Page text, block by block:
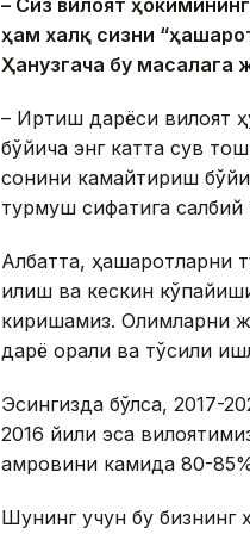
ҳам халқ сизни
Ҳанузгача бу
– Иртиш дарёси вилоят
бўйича энг катта сув
сонини камайтириш
турмуш сифатига салбий
Албатта, ҳашаротларни
қилиш ва кескин
киришамиз. Олимларни
дарё орқали ва тўсиқли
Эсингизда бўлса, 2017-
2016 йили эса
қамровини камида 80-
Шунинг учун бу бизнинг